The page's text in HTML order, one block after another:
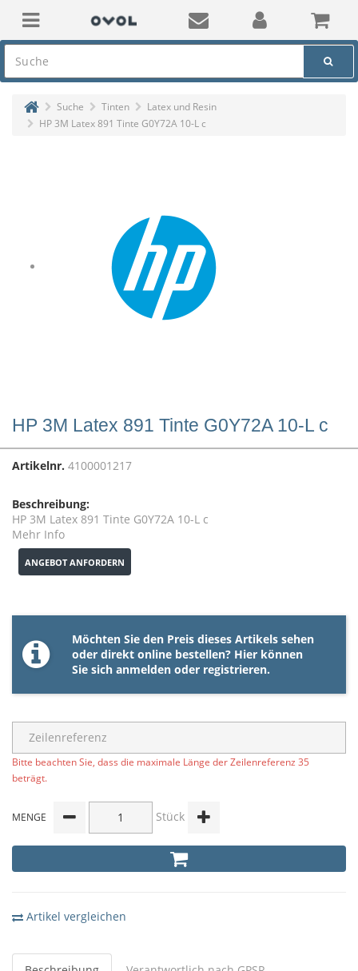
Suche Tinten
Latex und Resin
HP 3M Latex 891 Tinte G0Y72A 10-L c
HP 3M Latex 891 Tinte G0Y72A 10-L c
Artikelnr. 4100001217
Beschreibung:
HP 3M Latex 891 Tinte G0Y72A 10-L c
Mehr Info
ANGEBOT ANFORDERN
Möchten Sie den Preis dieses Artikels sehen
oder direkt online bestellen? Hier können
Sie sich anmelden oder registrieren.
Bitte beachten Sie, dass die maximale Länge der Zeilenreferenz 35
beträgt.
MENGE Stück
Artikel vergleichen